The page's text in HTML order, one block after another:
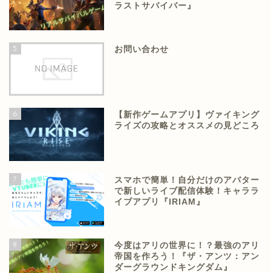
ラストサバイバー』
5 お問い合わせ
6
【新作ゲームアプリ】ヴァイキング
ライズの攻略とオススメの見どころ
7
スマホで簡単！自分だけのアバター
で新しいライブ配信体験！キャララ
イブアプリ『IRIAM』
8
今度はアリの世界に！？最強のアリ
帝国を作ろう！『ザ・アンツ：アン
ダーグラウンドキングダム』